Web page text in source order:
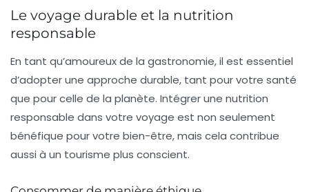
Le voyage durable et la nutrition
responsable
En tant qu’amoureux de la gastronomie, il est essentiel
d’adopter une approche durable, tant pour votre santé
que pour celle de la planète. Intégrer une nutrition
responsable dans votre voyage est non seulement
bénéfique pour votre bien-être, mais cela contribue
aussi à un tourisme plus conscient.